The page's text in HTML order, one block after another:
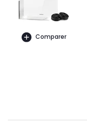
Comparer